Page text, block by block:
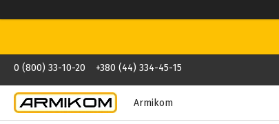
0 (800) 33-10-20 +380 (44) 334-45-15
Armikom